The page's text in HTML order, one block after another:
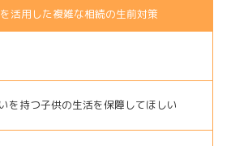
活用した複雑な相続の生前対策
を持つ子供の生活を保障してほしい